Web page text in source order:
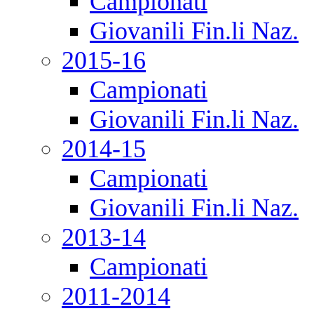
Giovanili Fin.li Naz.
2015-16
Campionati
Giovanili Fin.li Naz.
2014-15
Campionati
Giovanili Fin.li Naz.
2013-14
Campionati
2011-2014